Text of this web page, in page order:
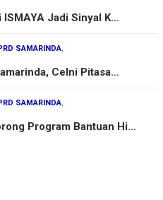
ISMAYA Jadi Sinyal K…
SAMARINDA,
Celni Pitasa…
SAMARINDA,
Program Bantuan Hi…